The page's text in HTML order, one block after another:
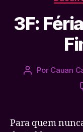
3F:
Autor
Por Cauan
Para quem